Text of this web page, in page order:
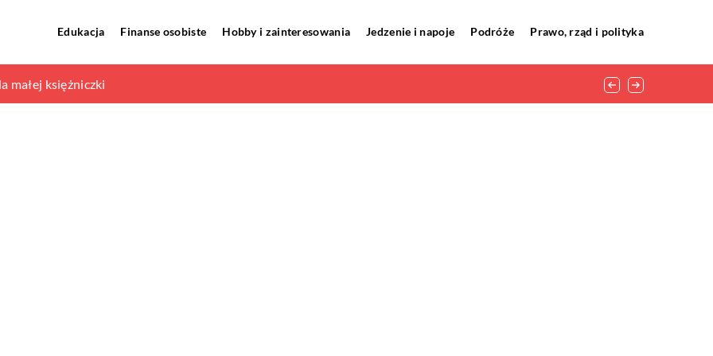
Edukacja Finanse osobiste Hobby i zainteresowania Jedzenie i napoje Podróże Prawo, rząd i polityka
uczyć się języków obcych?
małej księżniczki
– męskie i kobiece dodatki